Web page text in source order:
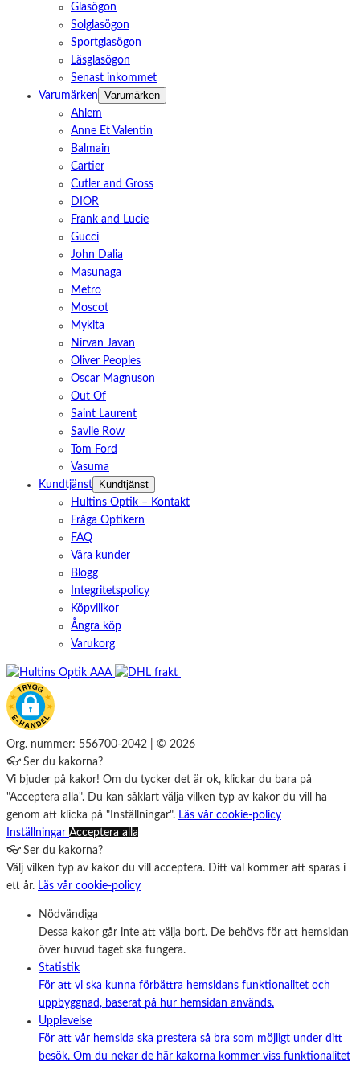
Glasögon
Solglasögon
Sportglasögon
Läsglasögon
Senast inkommet
Varumärken
Varumärken
Ahlem
Anne Et Valentin
Balmain
Cartier
Cutler and Gross
DIOR
Frank and Lucie
Gucci
John Dalia
Masunaga
Metro
Moscot
Mykita
Nirvan Javan
Oliver Peoples
Oscar Magnuson
Out Of
Saint Laurent
Savile Row
Tom Ford
Vasuma
Kundtjänst
Kundtjänst
Hultins Optik – Kontakt
Fråga Optikern
FAQ
Våra kunder
Blogg
Integritetspolicy
Köpvillkor
Ångra köp
Varukorg
Org. nummer: 556700-2042 | © 2026
👓 Ser du kakorna?
Vi bjuder på kakor! Om du tycker det är ok, klickar du bara på
"Acceptera alla". Du kan såklart välja vilken typ av kakor du vill ha
genom att klicka på "Inställningar". Läs vår cookie-policy
Inställningar Acceptera alla
👓 Ser du kakorna?
Välj vilken typ av kakor du vill acceptera. Ditt val kommer att sparas i
ett år. Läs vår cookie-policy
Nödvändiga
Dessa kakor går inte att välja bort. De behövs för att hemsidan
över huvud taget ska fungera.
Statistik
För att vi ska kunna förbättra hemsidans funktionalitet och
uppbyggnad, baserat på hur hemsidan används.
Upplevelse
För att vår hemsida ska prestera så bra som möjligt under ditt
besök. Om du nekar de här kakorna kommer viss funktionalitet